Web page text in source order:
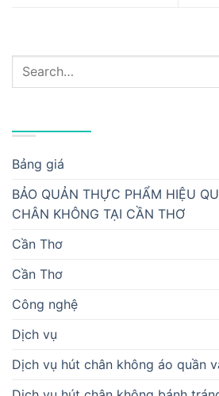
Bảng giá
BẢO QUẢN THỰC PHẨM HIỆU
CHÂN KHÔNG TẠI CẦN THƠ
Cần Thơ
Cần Thơ
Công nghệ
Dịch vụ
Dịch vụ hút chân không áo quần